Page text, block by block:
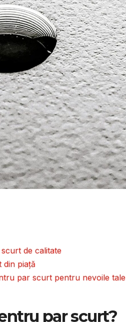
de calitate
din piață
par scurt pentru nevoile tale
par scurt?